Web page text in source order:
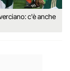
c'è anche